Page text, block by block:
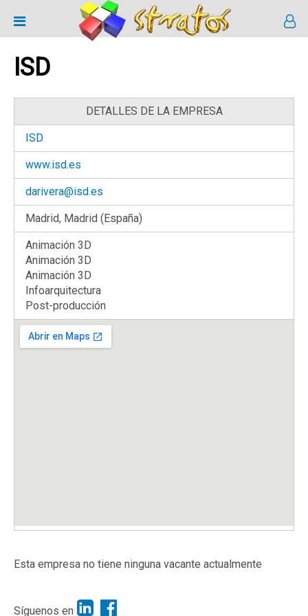
ISD
DETALLES DE LA EMPRESA
ISD
www.isd.es
darivera@isd.es
Madrid, Madrid (España)
Animación 3D
Animación 3D
Animación 3D
Infoarquitectura
Post-producción
Esta empresa no tiene ninguna vacante actualmente
Síguenos en